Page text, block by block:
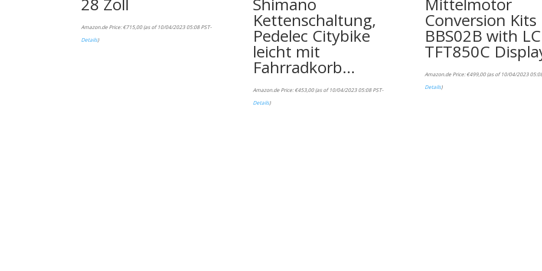
Amazon.de Price:€715,00(as of 10/04/2023 05:08 PST-
Details)
Kettenschaltung,
Pedelec Citybike
leicht mit
Fahrradkorb…
Amazon.de Price:€453,00(as of 10/04/2023 05:08 PST-
Details)
Conversion Kits
BBS02B with
TFT850C
Amazon.de Price:€499,00(as of 10/04/2023
Details)